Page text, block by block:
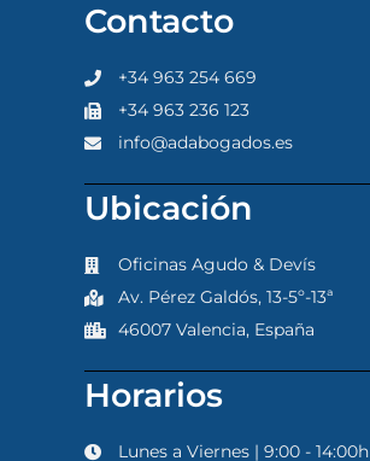
Contacto
+34 963 254 669
+34 963 236 123
info@adabogados.es
Ubicación
Oficinas Agudo & Devís
Av. Pérez Galdós, 13-5º-13ª
46007 Valencia, España
Horarios
Lunes a Viernes | 9:00 - 14:00h